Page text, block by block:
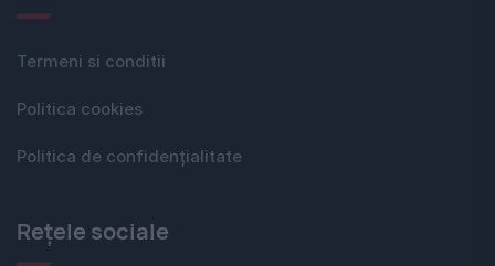
Termeni si conditii
Politica cookies
Politica de confidențialitate
Rețele sociale